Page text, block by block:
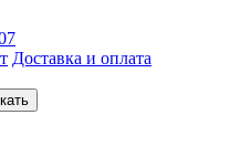
Доставка и оплата